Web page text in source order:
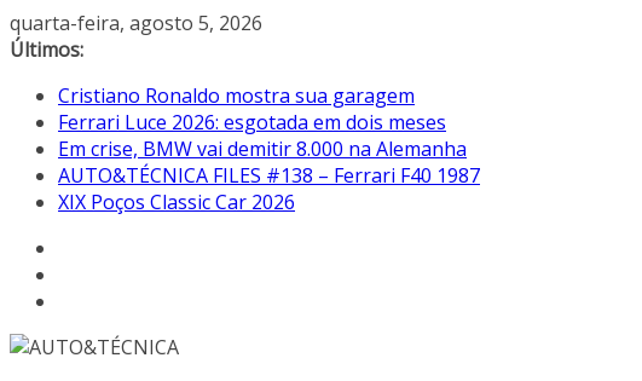
Pular
para
conteúdo
quarta-feira, agosto 5, 2026
Últimos:
Cristiano Ronaldo mostra sua garagem
Ferrari Luce 2026: esgotada em dois meses
Em crise, BMW vai demitir 8.000 na Alemanha
AUTO&TÉCNICA FILES #138 – Ferrari F40 1987
XIX Poços Classic Car 2026